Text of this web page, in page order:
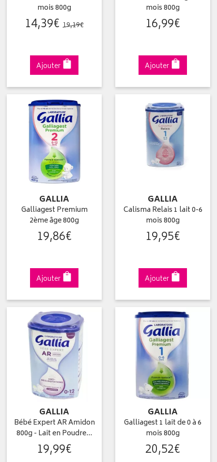
mois 800g
14,39€ 19,19€
Ajouter
mois 800g
16,99€
Ajouter
GALLIA
Galliagest Premium
2ème âge 800g
19,86€
Ajouter
GALLIA
Calisma Relais 1 lait 0-6
mois 800g
19,95€
Ajouter
GALLIA
Bébé Expert AR Amidon
800g - Lait en Poudre…
19,99€
GALLIA
Galliagest 1 lait de 0 à 6
mois 800g
20,52€